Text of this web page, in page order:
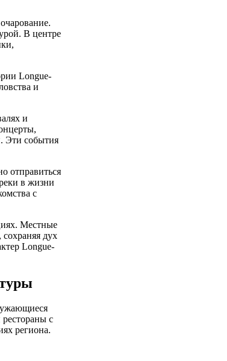
В центре
Longue-
и
и
Эти события
отправиться
в жизни
с
Местные
дух
Longue-
с
региона.